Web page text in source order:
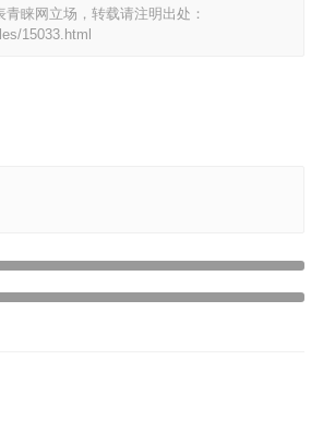
睐网立场，转载请注明出处：
15033.html